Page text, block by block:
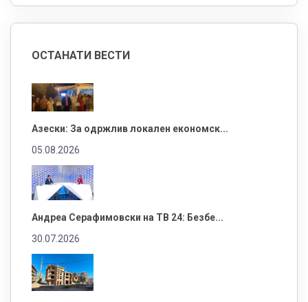
ОСТАНАТИ ВЕСТИ
Азески: За одржлив локален економск...
05.08.2026
Андреа Серафимовски на ТВ 24: Безбе...
30.07.2026